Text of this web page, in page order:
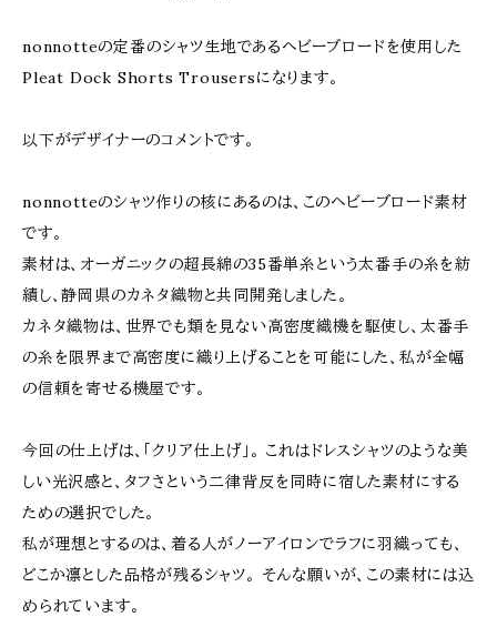
nonnotteの定番のシャツ生地であるヘビーブロードを使用した
Pleat Dock Shorts Trousersになります。
以下がデザイナーのコメントです。
nonnotteのシャツ作りの核にあるのは、このヘビーブロード素材
です。
素材は、オーガニックの超長綿の35番単糸という太番手の糸を紡
績し、静岡県のカネタ織物と共同開発しました。
カネタ織物は、世界でも類を見ない高密度織機を駆使し、太番手
の糸を限界まで高密度に織り上げることを可能にした、私が全幅
の信頼を寄せる機屋です。
今回の仕上げは、「クリア仕上げ」。 これはドレスシャツのような美
しい光沢感と、タフさという二律背反を同時に宿した素材にする
ための選択でした。
私が理想とするのは、着る人がノーアイロンでラフに羽織っても、
どこか凛とした品格が残るシャツ。 そんな願いが、この素材には込
められています。